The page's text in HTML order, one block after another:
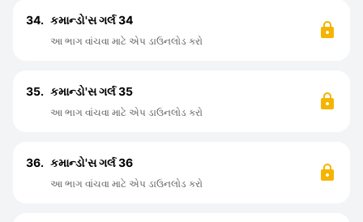
34. કમાન્ડો'સ ગર્લ 34
આ ભાગ વાંચવા માટે એપ ડાઉનલોડ કરો
35. કમાન્ડો'સ ગર્લ 35
આ ભાગ વાંચવા માટે એપ ડાઉનલોડ કરો
36. કમાન્ડો'સ ગર્લ 36
આ ભાગ વાંચવા માટે એપ ડાઉનલોડ કરો